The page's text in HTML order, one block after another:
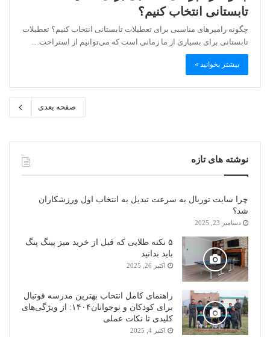
تابستانی انتخاب کنیم؟
چگونه رامپرهای مناسبی برای تعطیلات تابستانی انتخاب کنیم؟ تعطیلات
تابستانی برای بسیاری از ما زمانی است که می‌توانیم از استراحت…
بیشتر بخوانید »
صفحه بعدی
نوشته های تازه
چرا سایت توربال به ‌سرعت تبدیل به انتخاب اول ورزشکاران
شد؟
دسامبر 23, 2025
۵ نکته طلایی که قبل از خرید میز پینگ پنگ
باید بدانید
اکتبر 26, 2025
راهنمای کامل انتخاب بهترین مدرسه فوتبال
برای کودکان و نوجوانان۱۴۰۴: از ویژگی‌های
کلیدی تا نکات عملی
اکتبر 4, 2025